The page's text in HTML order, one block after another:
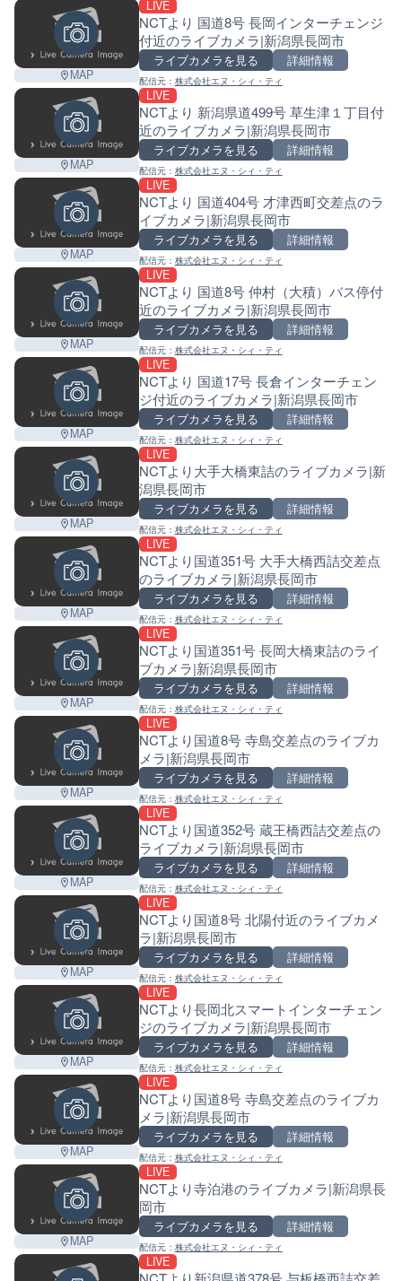
MAP
LIVE
NCTより 国道8号 長岡インターチェンジ
付近のライブカメラ|新潟県長岡市
ライブカメラを見る 詳細情報
配信元： 株式会社エヌ・シィ・ティ
MAP
LIVE
NCTより 新潟県道499号 草生津１丁目付
近のライブカメラ|新潟県長岡市
ライブカメラを見る 詳細情報
配信元： 株式会社エヌ・シィ・ティ
MAP
LIVE
NCTより 国道404号 才津西町交差点のラ
イブカメラ|新潟県長岡市
ライブカメラを見る 詳細情報
配信元： 株式会社エヌ・シィ・ティ
MAP
LIVE
NCTより 国道8号 仲村（大積）バス停付
近のライブカメラ|新潟県長岡市
ライブカメラを見る 詳細情報
配信元： 株式会社エヌ・シィ・ティ
MAP
LIVE
NCTより 国道17号 長倉インターチェン
ジ付近のライブカメラ|新潟県長岡市
ライブカメラを見る 詳細情報
配信元： 株式会社エヌ・シィ・ティ
MAP
LIVE
NCTより大手大橋東詰のライブカメラ|新
潟県長岡市
ライブカメラを見る 詳細情報
配信元： 株式会社エヌ・シィ・ティ
MAP
LIVE
NCTより国道351号 大手大橋西詰交差点
のライブカメラ|新潟県長岡市
ライブカメラを見る 詳細情報
配信元： 株式会社エヌ・シィ・ティ
MAP
LIVE
NCTより国道351号 長岡大橋東詰のライ
ブカメラ|新潟県長岡市
ライブカメラを見る 詳細情報
配信元： 株式会社エヌ・シィ・ティ
MAP
LIVE
NCTより国道8号 寺島交差点のライブカ
メラ|新潟県長岡市
ライブカメラを見る 詳細情報
配信元： 株式会社エヌ・シィ・ティ
MAP
LIVE
NCTより国道352号 蔵王橋西詰交差点の
ライブカメラ|新潟県長岡市
ライブカメラを見る 詳細情報
配信元： 株式会社エヌ・シィ・ティ
MAP
LIVE
NCTより国道8号 北陽付近のライブカメ
ラ|新潟県長岡市
ライブカメラを見る 詳細情報
配信元： 株式会社エヌ・シィ・ティ
MAP
LIVE
NCTより長岡北スマートインターチェン
ジのライブカメラ|新潟県長岡市
ライブカメラを見る 詳細情報
配信元： 株式会社エヌ・シィ・ティ
MAP
LIVE
NCTより国道8号 寺島交差点のライブカ
メラ|新潟県長岡市
ライブカメラを見る 詳細情報
配信元： 株式会社エヌ・シィ・ティ
MAP
LIVE
NCTより寺泊港のライブカメラ|新潟県長
岡市
ライブカメラを見る 詳細情報
配信元： 株式会社エヌ・シィ・ティ
LIVE